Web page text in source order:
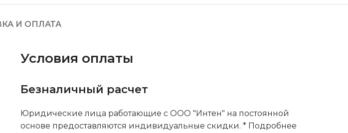
И ОПЛАТА
Условия оплаты
Безналичный расчет
Юридические лица работающие с ООО "Интен" на постоянной
основе предоставляются индивидуальные скидки. * Подробнее